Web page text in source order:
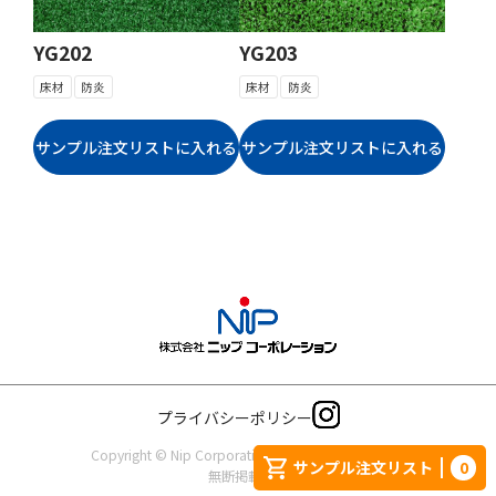
サンプル注文リスト 0
YG202
床材 防炎
YG203
床材 防炎
プライバシーポリシー
Copyright © Nip Corporation. All rights reserved.
無断掲載禁止